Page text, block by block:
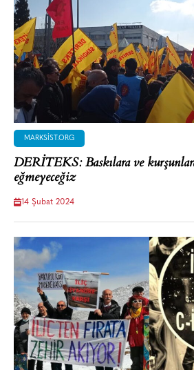
MARKSIST.ORG
DERİTEKS: Baskılara ve
eğmeyeceğiz
14 Şubat 2024